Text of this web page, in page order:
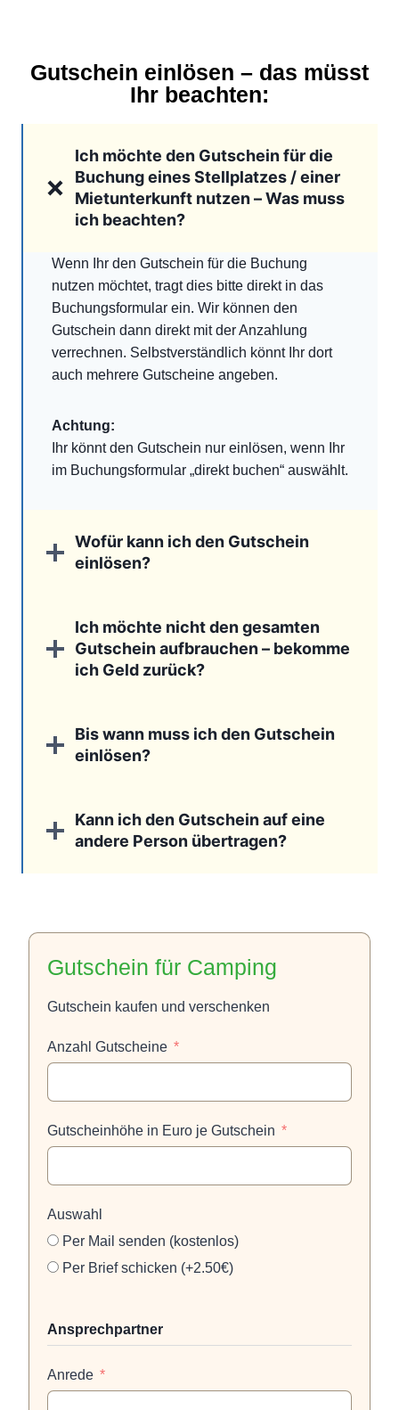
Gutschein einlösen – das müsst
Ihr beachten:
Ich möchte den Gutschein für die
Buchung eines Stellplatzes / einer
Mietunterkunft nutzen – Was muss
ich beachten?
Wenn Ihr den Gutschein für die Buchung
nutzen möchtet, tragt dies bitte direkt in das
Buchungsformular ein. Wir können den
Gutschein dann direkt mit der Anzahlung
verrechnen. Selbstverständlich könnt Ihr dort
auch mehrere Gutscheine angeben.
Achtung:
Ihr könnt den Gutschein nur einlösen, wenn Ihr
im Buchungsformular „direkt buchen“ auswählt.
Wofür kann ich den Gutschein
einlösen?
Ich möchte nicht den gesamten
Gutschein aufbrauchen – bekomme
ich Geld zurück?
Bis wann muss ich den Gutschein
einlösen?
Kann ich den Gutschein auf eine
andere Person übertragen?
Gutschein für Camping
Gutschein kaufen und verschenken
Anzahl Gutscheine
Gutscheinhöhe in Euro je Gutschein
Auswahl
Per Mail senden (kostenlos)
Per Brief schicken (+2.50€)
Ansprechpartner
Anrede